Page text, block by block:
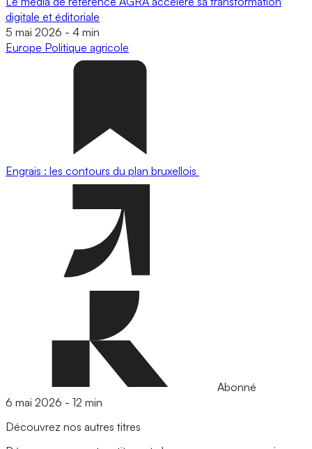
digitale et éditoriale
5 mai 2026 - 4 min
Europe Politique agricole
Engrais : les contours du plan bruxellois
Abonné
6 mai 2026 - 12 min
Découvrez nos autres titres